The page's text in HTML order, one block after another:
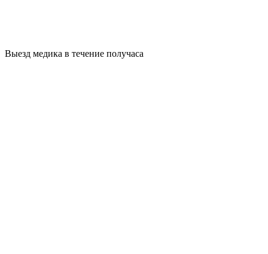
Выезд медика в течение получаса